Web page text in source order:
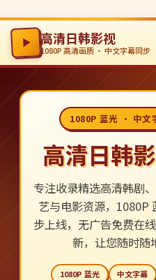
高清日韩影视
1080P 高清画质 · 中文字幕同步
1080P 蓝光 · 中文
高清日韩
专注收录精选高清韩剧
艺与电影资源，1080P
步上线，无广告免费在
新，让您随时随
1080P 蓝光 中文字幕